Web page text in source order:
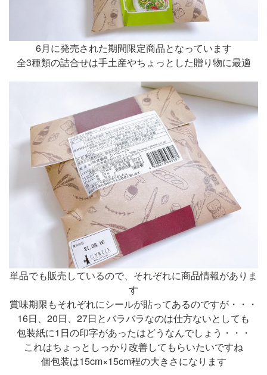
6月に発売された期間限定商品となっています
全3種類の詰合せは手土産やちょっとした贈り物に最適
単品でも販売しているので、それぞれに商品情報がありま
す
賞味期限もそれぞれにシールが貼ってあるのですが・・・
16日、20日、27日とバラバラなのは仕方ないとしても
包装紙に1日の印字があったはどうなんでしょう・・・
これはちょっとしっかり改善してもらいたいですね
個包装は15cm×15cm程の大きさになります